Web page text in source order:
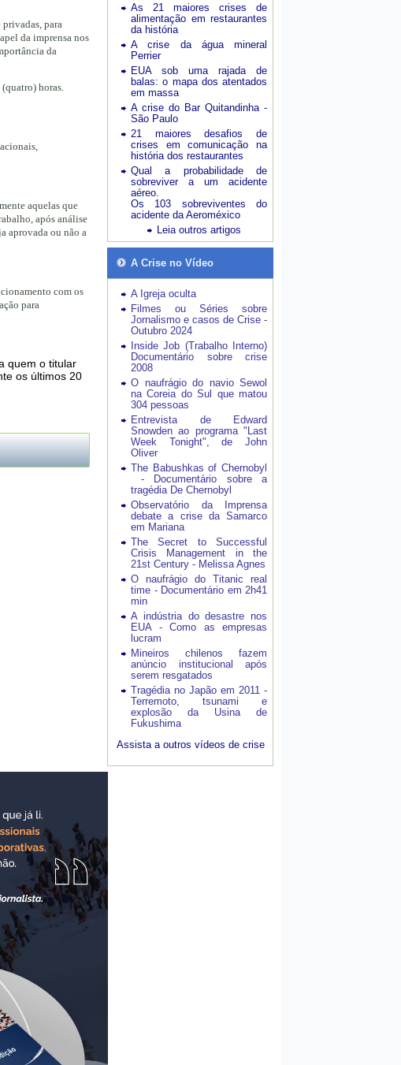
privadas, para
da imprensa nos
da
horas.
aquelas que
após análise
aprovada ou não a
com os
para
quem o titular
os últimos 20
As 21 maiores crises de
alimentação em restaurantes
da história
A crise da água mineral
Perrier
EUA sob uma rajada de
balas: o mapa dos atentados
em massa
A crise do Bar Quitandinha -
São Paulo
21 maiores desafios de
crises em comunicação na
história dos restaurantes
Qual a probabilidade de
sobreviver a um acidente
aéreo.
Os 103 sobreviventes do
acidente da Aeroméxico
Leia outros artigos
A Crise no Vídeo
A Igreja oculta
Filmes ou Séries sobre
Jornalismo e casos de Crise -
Outubro 2024
Inside Job (Trabalho Interno)
Documentário sobre crise
2008
O naufrágio do navio Sewol
na Coreia do Sul que matou
304 pessoas
Entrevista de Edward
Snowden ao programa "Last
Week Tonight", de John
Oliver
The Babushkas of Chernobyl
- Documentário sobre a
tragédia De Chernobyl
Observatório da Imprensa
debate a crise da Samarco
em Mariana
The Secret to Successful
Crisis Management in the
21st Century - Melissa Agnes
O naufrágio do Titanic real
time - Documentário em 2h41
min
A indústria do desastre nos
EUA - Como as empresas
lucram
Mineiros chilenos fazem
anúncio institucional após
serem resgatados
Tragédia no Japão em 2011 -
Terremoto, tsunami e
explosão da Usina de
Fukushima
Assista a outros vídeos de crise